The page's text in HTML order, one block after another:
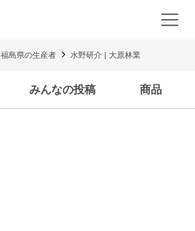
福島県の生産者 水野研介 | 大原林業
みんなの投稿 商品